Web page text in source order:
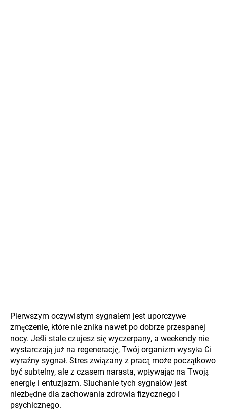
Pierwszym oczywistym sygnałem jest uporczywe
zmęczenie, które nie znika nawet po dobrze przespanej
nocy. Jeśli stale czujesz się wyczerpany, a weekendy nie
wystarczają już na regenerację, Twój organizm wysyła Ci
wyraźny sygnał. Stres związany z pracą może początkowo
być subtelny, ale z czasem narasta, wpływając na Twoją
energię i entuzjazm. Słuchanie tych sygnałów jest
niezbędne dla zachowania zdrowia fizycznego i
psychicznego.